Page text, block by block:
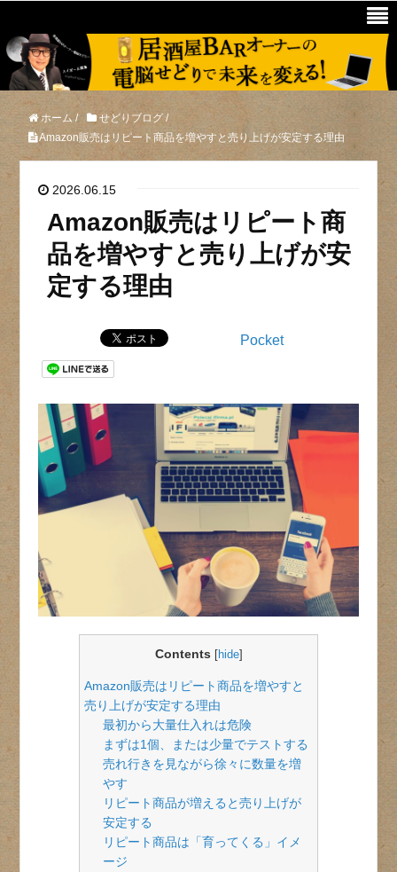
ホーム / せどりブログ/
Amazon販売はリピート商品を増やすと売り上げが安定する理由
2026.06.15
Amazon販売はリピート商
品を増やすと売り上げが安
定する理由
Pocket
Contents [hide]
Amazon販売はリピート商品を増やすと
売り上げが安定する理由
最初から大量仕入れは危険
まずは1個、または少量でテストする
売れ行きを見ながら徐々に数量を増
やす
リピート商品が増えると売り上げが
安定する
リピート商品は「育ってくる」イメ
ージ